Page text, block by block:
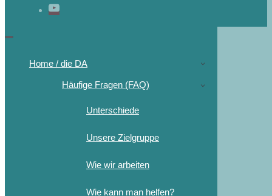
Navigations-
Home / die DA
Häufige Fragen (FAQ)
Unterschiede
Unsere Zielgruppe
Wie wir arbeiten
Wie kann man helfen?